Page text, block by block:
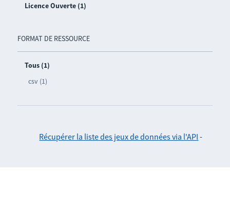
Licence Ouverte (1)
FORMAT DE RESSOURCE
Tous (1)
csv (1)
Récupérer la liste des jeux de données via l'API -